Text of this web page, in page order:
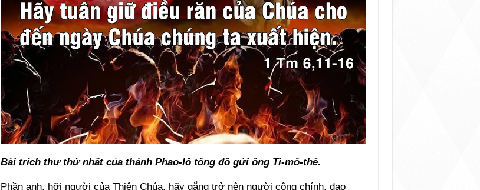
Bài trích thư thứ nhất của thánh Phao-lô tông đồ gửi ông Ti-mô-thê.
Phần anh, hỡi người của Thiên Chúa, hãy gắng trở nên người công chính, đạo